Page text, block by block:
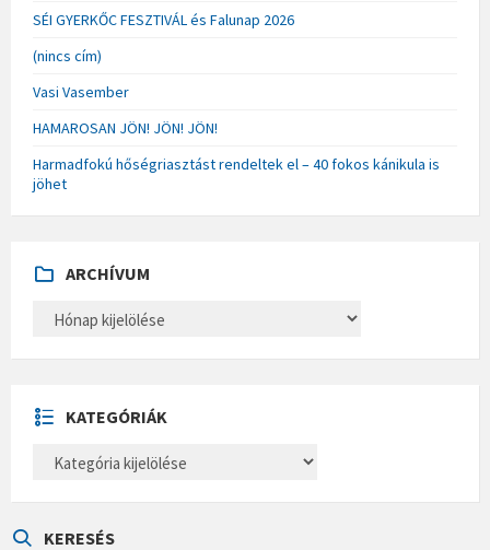
SÉI GYERKŐC FESZTIVÁL és Falunap 2026
(nincs cím)
Vasi Vasember
HAMAROSAN JÖN! JÖN! JÖN!
Harmadfokú hőségriasztást rendeltek el – 40 fokos kánikula is
jöhet
ARCHÍVUM
H
U
M
KATEGÓRIÁK
E
KERESÉS